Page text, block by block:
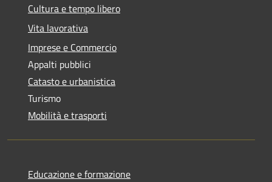
Cultura e tempo libero
Vita lavorativa
Imprese e Commercio
Appalti pubblici
Catasto e urbanistica
Turismo
Mobilità e trasporti
Educazione e formazione